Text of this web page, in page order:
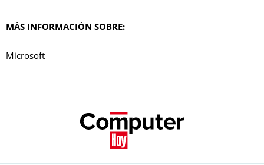
MÁS INFORMACIÓN SOBRE:
Microsoft